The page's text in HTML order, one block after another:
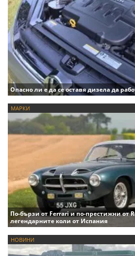
Опасно ли е да се оставя дизела да
МАРКИ
По-бързи от Ferrari и по-престижни от
легендарните коли от Испания
НОВИНИ